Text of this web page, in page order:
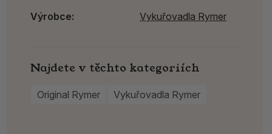
Výrobce: Vykuřovadla Rymer
Najdete v těchto kategoriích
Original Rymer Vykuřovadla Rymer